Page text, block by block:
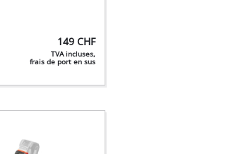
149 CHF
TVA incluses,
frais de port en sus